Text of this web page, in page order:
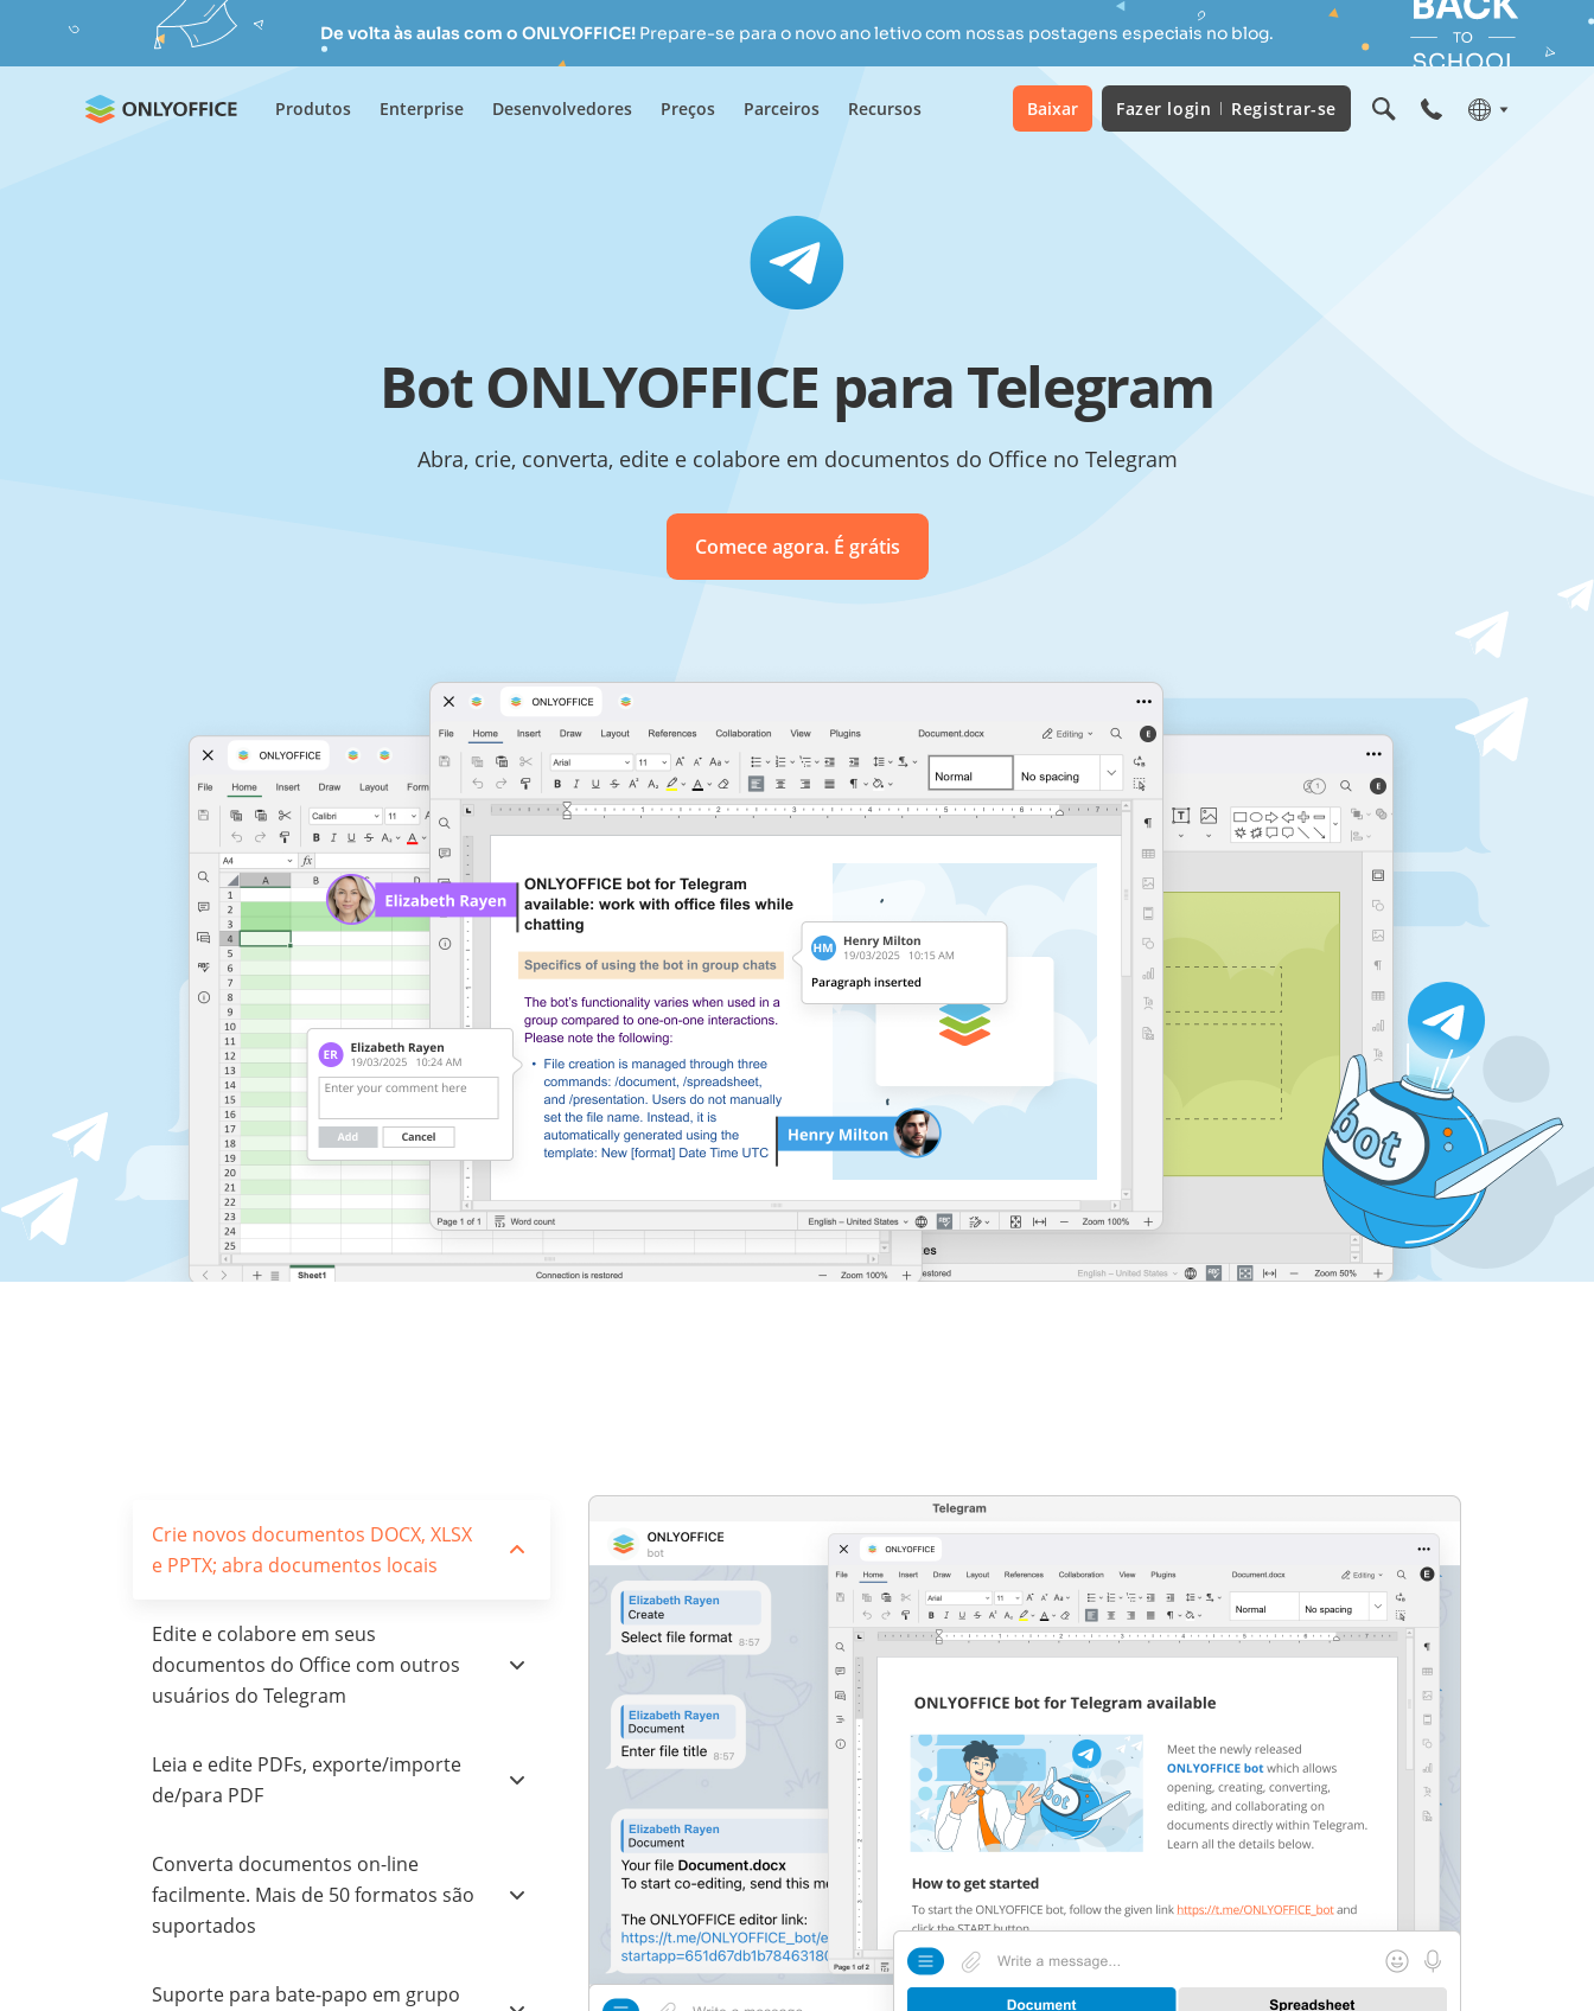
De volta às aulas com o ONLYOFFICE! Prepare-se para o novo ano letivo com nossas postagens especiais no blog.
Produtos Enterprise Desenvolvedores Preços Parceiros Recursos Baixar Fazer login Registrar-se
Bot ONLYOFFICE para Telegram
Abra, crie, converta, edite e colabore em documentos do Office no Telegram
Comece agora. É grátis
Crie novos documentos DOCX, XLSX
e PPTX; abra documentos locais
Edite e colabore em seus
documentos do Office com outros
usuários do Telegram
Leia e edite PDFs, exporte/importe
de/para PDF
Converta documentos on-line
facilmente. Mais de 50 formatos são
suportados
Suporte para bate-papo em grupo